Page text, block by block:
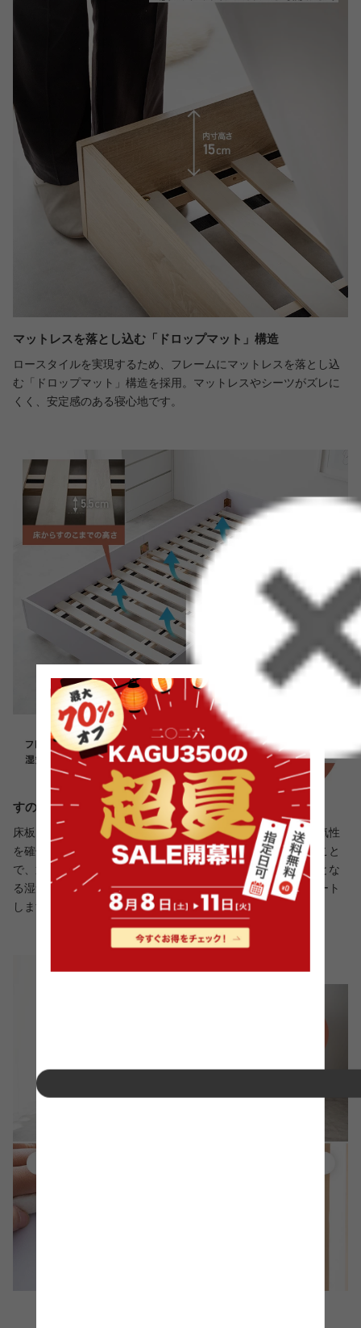
マットレスを落とし込む「ドロップマット」構造
ロースタイルを実現するため、フレームにマットレスを落とし込
む「ドロップマット」構造を採用。マットレスやシーツがズレに
くく、安定感のある寝心地です。
すのこの床板で通気性向上、一年中快適に
床板にはすのこを採用し、湿気がこもりやすいマット下の通気性
を確保。さらに、フレームを床から少し浮かせた設計にすること
で、通気性をより向上させました。これにより、カビの原因とな
る湿気を逃がし、季節を問わず快適で爽やかな寝心地をサポート
します。